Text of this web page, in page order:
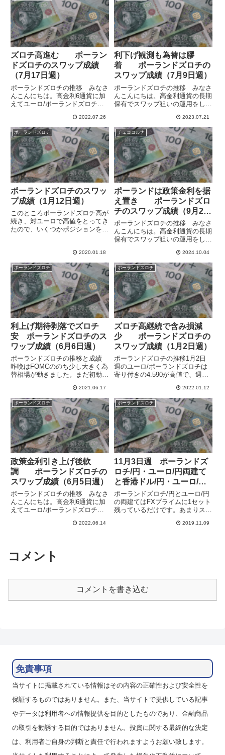
ズロチ高進む ポーラン
ドズロチのスワップ成績
（7月17日週）
ポーランドズロチの推移 みなさ
んこんにちは。高金利6通貨に加
えてユーロ/ポーランドズロチで
ーロ/ズロチは対円の高金利通貨
と比較してボラティリティが低い
のですが、スワポはこのところ大
幅に増加していて、運用の中心
と...
2022.07.26
利下げ観測も為替は膠
着 ポーランドズロチの
スワップ成績（7月9日週）
ポーランドズロチの推移 みなさ
んこんにちは。高金利通貨の長期
保有でスワップ狙いの運用をして
ロチとチェココルナは対ユーロで
変動が小さく、安定してスワポを
稼げるのではないかと考えていま
す。7月7日にポーランド国立銀...
2023.07.21
ポーランドズロチ
ポーランドズロチのスワッ
プ成績（1月12日週）
このところポーランドズロチ高が
続き、対ユーロで高値をとってき
たので、いくつかポジションを決
かなかのパフォーマンスだったと
思います。結果は【ポーランドズ
ロチ利確】に記録してありま
す。...
2020.01.18
チェココルナ
ポーランドは政策金利を据
え置き ポーランドズロ
チのスワップ成績（9月22
日週）
ポーランドズロチの推移 みなさ
んこんにちは。高金利通貨の長期
保有でスワップ狙いの運用をして
ロチとチェココルナは対ユーロで
とくに変動が小さく、新興国の高
金利通貨と比較してかなり安定し
ています。ポーランドもチェコ
も...
2024.10.04
ポーランドズロチ
利上げ期待剥落でズロチ
安 ポーランドズロチのス
ワップ成績（6月6日週）
ポーランドズロチの推移と成績
昨晩はFOMCののち少し大きく為
替相場が動きました。まだ初動で
が、これまで上げ続けたユーロ/
円が下げたりしているのでちょっ
と注意が必要かと思います。高金
利通貨では、ペソやランドは下...
2021.06.17
ポーランドズロチ
ズロチ高継続で含み損減
少 ポーランドズロチの
スワップ成績（1月2日週）
ポーランドズロチの推移1月2日
週のユーロ/ポーランドズロチは
寄り付きの4.590が高値で、週を
て、4.540まで下落しました。9日
週に入ってもズロチ高が継続して
一時は4.528まで下げています。4
日のポーランド中...
2022.01.12
ポーランドズロチ
政策金利引き上げ後軟
調 ポーランドズロチの
スワップ成績（6月5日週）
ポーランドズロチの推移 みなさ
んこんにちは。高金利6通貨に加
えてユーロ/ポーランドズロチで
ーランドはこのところの政策金利
す。また、ユーロとかなり連動す
る...
2022.06.14
ポーランドズロチ
11月3日週 ポーランドズ
ロチ/円・ユーロ/円両建て
と香港ドル/円・ユーロ/米
ドル・ポーランドズロチ/
円の三角裁定のスワップ成
績
ポーランドズロチ/円とユーロ/円
の両建てはFXプライムに1セット
残っているだけです。あまりスワ
ロチの上がり方次第ではポジショ
2019.11.09
コメント
コメントを書き込む
免責事項
当サイトに掲載されている情報はその内容の正確性および安全性を
保証するものではありません。また、当サイトで提供している記事
やデータは利用者への情報提供を目的としたものであり、金融商品
の取引を勧誘する目的ではありません。投資に関する最終的な決定
は、利用者ご自身の判断と責任で行われますようお願い致します。